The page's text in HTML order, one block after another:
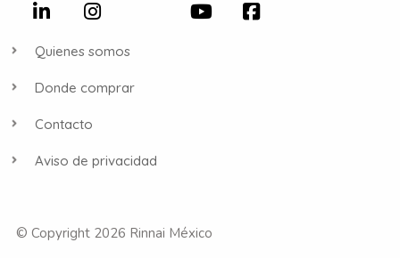
Quienes somos
Donde comprar
Contacto
Aviso de privacidad
© Copyright 2026 Rinnai México